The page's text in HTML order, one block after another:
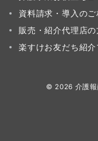
資料請求・導入の
販売・紹介代理店の
楽すけお友だち紹
© 2026 介護